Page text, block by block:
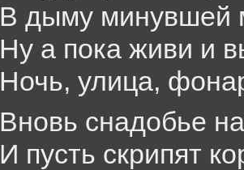
В дыму минувшей
Ну а пока живи и
Ночь, улица,
Вновь снадобье
И пусть скрипят